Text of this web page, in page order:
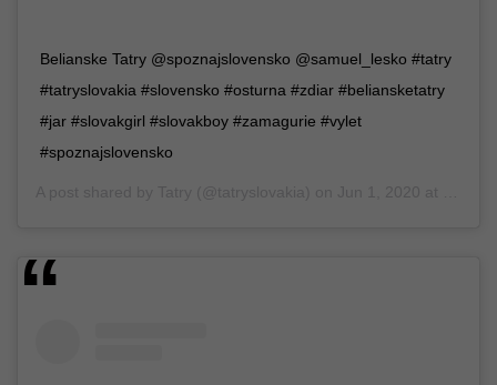
Belianske Tatry @spoznajslovensko @samuel_lesko #tatry
#tatryslovakia #slovensko #osturna #zdiar #beliansketatry
#jar #slovakgirl #slovakboy #zamagurie #vylet
#spoznajslovensko